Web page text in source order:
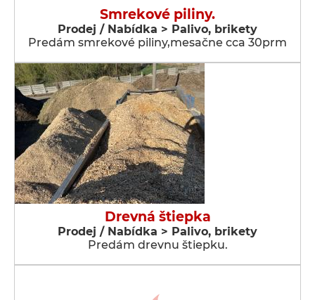
Smrekové piliny.
Prodej / Nabídka > Palivo, brikety
Predám smrekové piliny,mesačne cca 30prm
Drevná štiepka
Prodej / Nabídka > Palivo, brikety
Predám drevnu štiepku.